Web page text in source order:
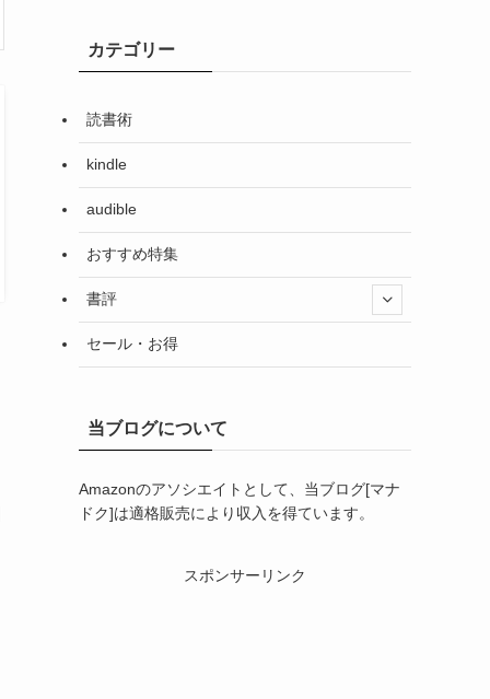
カテゴリー
読書術
kindle
audible
おすすめ特集
書評
セール・お得
当ブログについて
Amazonのアソシエイトとして、当ブログ[マナ
ドク]は適格販売により収入を得ています。
スポンサーリンク